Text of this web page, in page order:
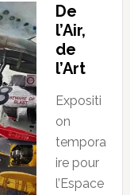
De
l’Air,
de
l’Art
Expositi
on
tempora
ire pour
l’Espace